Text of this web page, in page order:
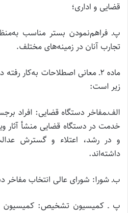
قضایی و اداری؛
پ‌ـ فراهم‌نمودن بستر مناسب
تجارب آنان در زمینه‌های مختلف.
ماده ۲‌ـ معانی اصطلاحات به‌کار
زیر است:
الف‌ـمفاخر دستگاه قضایی: افراد
خدمت در دستگاه قضایی منشأ آثار
و در رشد، اعتلاء و گسترش
داشته‌اند.
ب‌ـ شورا: شورای عالی انتخاب مفاخر